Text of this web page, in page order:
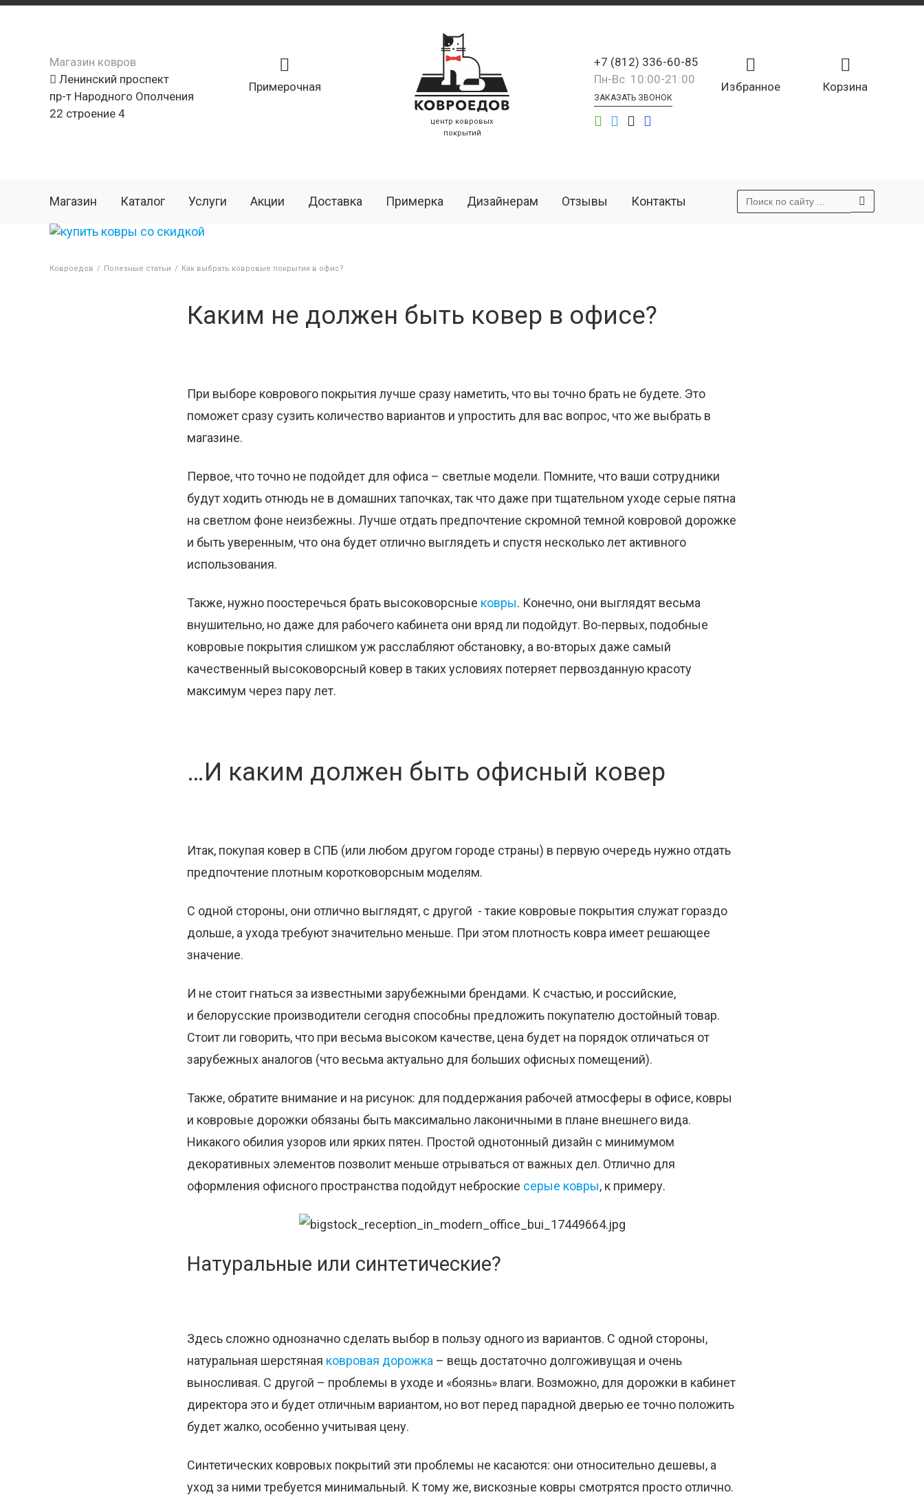
Магазин ковров
Ленинский проспект
пр-т Народного Ополчения
22 строение 4
Примерочная
центр ковровых
покрытий
Корзина
Избранное
+7 (812) 336-60-85
Пн-Вс 10:00-21:00
ЗАКАЗАТЬ ЗВОНОК
Магазин Каталог Услуги Акции Доставка Примерка Дизайнерам Отзывы Контакты
Ковроедов / Полезные статьи / Как выбрать ковровые покрытия в офис?
Каким не должен быть ковер в офисе?
При выборе коврового покрытия лучше сразу наметить, что вы точно брать не будете. Это
поможет сразу сузить количество вариантов и упростить для вас вопрос, что же выбрать в
магазине.
Первое, что точно не подойдет для офиса – светлые модели. Помните, что ваши сотрудники
будут ходить отнюдь не в домашних тапочках, так что даже при тщательном уходе серые пятна
на светлом фоне неизбежны. Лучше отдать предпочтение скромной темной ковровой дорожке
и быть уверенным, что она будет отлично выглядеть и спустя несколько лет активного
использования.
Также, нужно поостеречься брать высоковорсные ковры. Конечно, они выглядят весьма
внушительно, но даже для рабочего кабинета они вряд ли подойдут. Во-первых, подобные
ковровые покрытия слишком уж расслабляют обстановку, а во-вторых даже самый
качественный высоковорсный ковер в таких условиях потеряет первозданную красоту
максимум через пару лет.
…И каким должен быть офисный ковер
Итак, покупая ковер в СПБ (или любом другом городе страны) в первую очередь нужно отдать
предпочтение плотным коротковорсным моделям.
С одной стороны, они отлично выглядят, с другой - такие ковровые покрытия служат гораздо
дольше, а ухода требуют значительно меньше. При этом плотность ковра имеет решающее
значение.
И не стоит гнаться за известными зарубежными брендами. К счастью, и российские,
и белорусские производители сегодня способны предложить покупателю достойный товар.
Стоит ли говорить, что при весьма высоком качестве, цена будет на порядок отличаться от
зарубежных аналогов (что весьма актуально для больших офисных помещений).
Также, обратите внимание и на рисунок: для поддержания рабочей атмосферы в офисе, ковры
и ковровые дорожки обязаны быть максимально лаконичными в плане внешнего вида.
Никакого обилия узоров или ярких пятен. Простой однотонный дизайн с минимумом
декоративных элементов позволит меньше отрываться от важных дел. Отлично для
оформления офисного пространства подойдут неброские серые ковры, к примеру.
Натуральные или синтетические?
Здесь сложно однозначно сделать выбор в пользу одного из вариантов. С одной стороны,
натуральная шерстяная ковровая дорожка – вещь достаточно долгоживущая и очень
выносливая. С другой – проблемы в уходе и «боязнь» влаги. Возможно, для дорожки в кабинет
директора это и будет отличным вариантом, но вот перед парадной дверью ее точно положить
будет жалко, особенно учитывая цену.
Синтетических ковровых покрытий эти проблемы не касаются: они относительно дешевы, а
уход за ними требуется минимальный. К тому же, вискозные ковры смотрятся просто отлично.